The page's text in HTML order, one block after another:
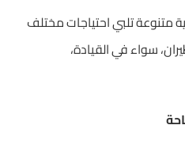
متنوعة تلبي احتياجات مختلف
سواء في القيادة،